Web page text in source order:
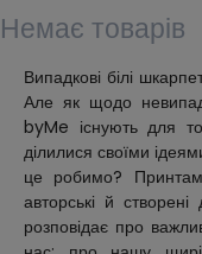
Немає товарів
Випадкові білі
Але як щодо
byMe існують для
ділилися своїми
це робимо?
авторські й
розповідає про